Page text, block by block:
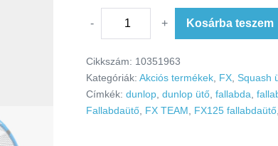
- + Kosárba teszem
Cikkszám: 10351963
Kategóriák:Akciós termékek FX Squash
Címkék:dunlop ,dunlop ütő ,fallabda ,
Fallabdaütő FX TEAM FX125 fallabdaütő